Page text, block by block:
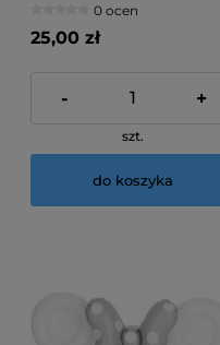
0 ocen
25,00 zł
- +
szt.
do koszyka